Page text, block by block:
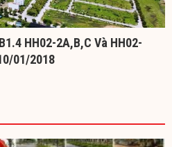
HH02-2A,B,C Và HH02-
01/2018